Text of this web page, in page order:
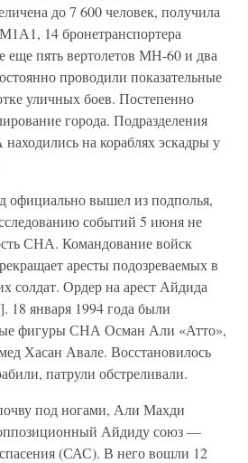
до 7 600 человек, получила
14 бронетранспортера
еще пять вертолетов МН-60 и два
проводили показательные
уличных боев. Постепенно
города. Подразделения
на кораблях эскадры у
официально вышел из подполья,
событий 5 июня не
СНА. Командование войск
аресты подозреваемых в
солдат. Ордер на арест Айдида
18 января 1994 года были
фигуры СНА Осман Али «Атто»,
Хасан Авале. Восстановилось
патрули обстреливали.
под ногами, Али Махди
Айдиду союз —
(САС). В него вошли 12